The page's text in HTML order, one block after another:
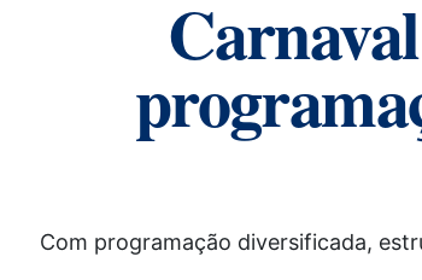
Com programação diversificada,